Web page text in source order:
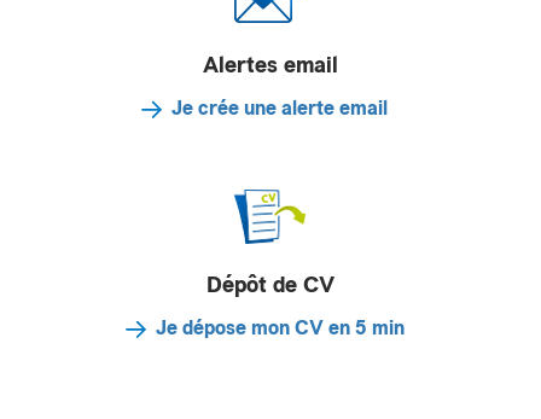
Alertes email
Je crée une alerte email
Dépôt de CV
Je dépose mon CV en 5 min